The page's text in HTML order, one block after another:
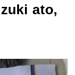
ato,